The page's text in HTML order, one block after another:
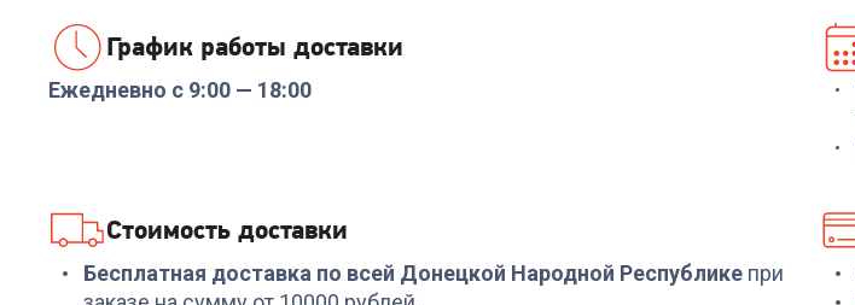
Код:00-00014086
1 599 2 579₽ 3 999₽
График работы доставки
Ежедневно с 9:00 — 18:00
Стоимость доставки
Бесплатная доставка по всей Донецкой Народной Республике при